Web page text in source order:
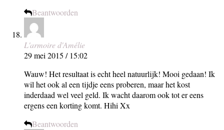
Beantwoorden
L'armoire d'Amélie
29 mei 2015 / 15:02
Wauw! Het resultaat is echt heel natuurlijk! Mooi gedaan! Ik
wil het ook al een tijdje eens proberen, maar het kost
inderdaad wel veel geld. Ik wacht daarom ook tot er eens
ergens een korting komt. Hihi Xx
Beantwoorden